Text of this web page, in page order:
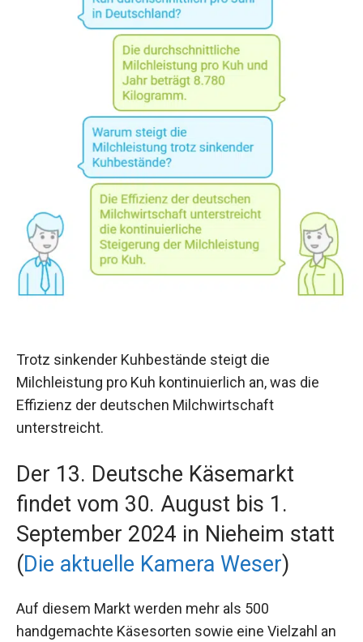
Trotz sinkender Kuhbestände steigt die
Milchleistung pro Kuh kontinuierlich an, was die
Effizienz der deutschen Milchwirtschaft
unterstreicht.
Der 13. Deutsche Käsemarkt
findet vom 30. August bis 1.
September 2024 in Nieheim statt
(Die aktuelle Kamera Weser)
Auf diesem Markt werden mehr als 500
handgemachte Käsesorten sowie eine Vielzahl an